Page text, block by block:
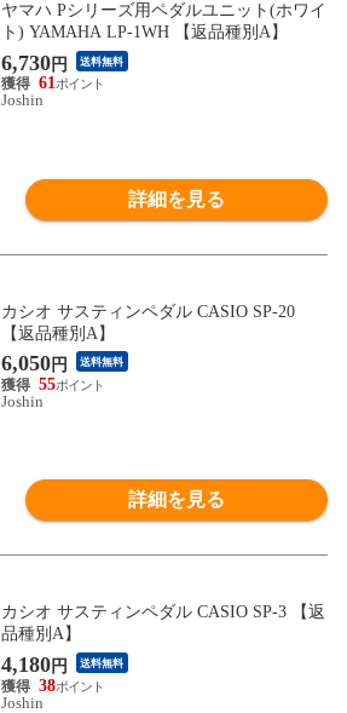
ヤマハ Pシリーズ用ペダルユニット(ホワイ
ト) YAMAHA LP-1WH 【返品種別A】
6,730円 送料無料
61
Joshin
詳細を見る
カシオ サスティンペダル CASIO SP-20
【返品種別A】
6,050円 送料無料
55
Joshin
詳細を見る
カシオ サスティンペダル CASIO SP-3 【返
品種別A】
4,180円 送料無料
38
Joshin